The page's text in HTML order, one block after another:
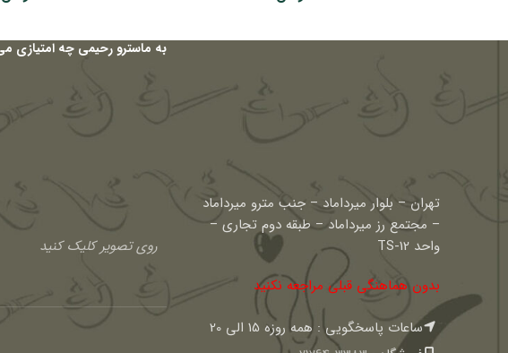
تهران – بلوار میرداماد – جنب مترو میرداماد
– مجتمع رز میرداماد – طبقه دوم تجاری –
واحد TS-12
بدون هماهنگی قبلی مراجعه نکنید
ساعات پاسخگویی : همه روزه 15 الی 20
به ماسترو رحیمی چه امتیازی
روی تصویر کلیک کنید